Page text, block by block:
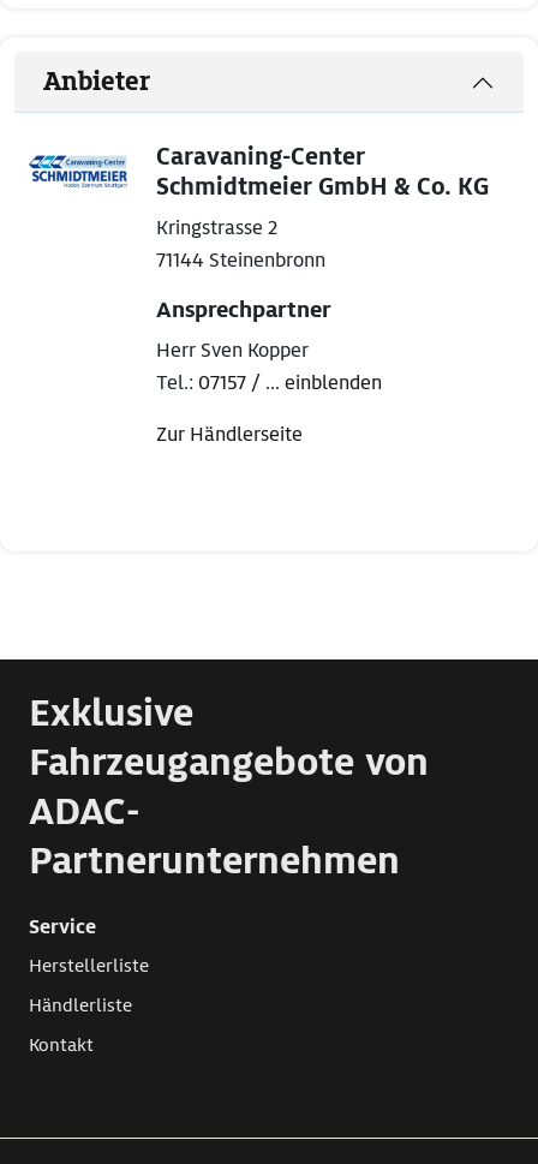
Anbieter
Caravaning-Center
Schmidtmeier GmbH & Co. KG
Kringstrasse 2
71144 Steinenbronn
Ansprechpartner
Herr Sven Kopper
Tel.: 07157 / ... einblenden
Zur Händlerseite
Exklusive
Fahrzeugangebote von
ADAC-
Partnerunternehmen
Service
Herstellerliste
Händlerliste
Kontakt